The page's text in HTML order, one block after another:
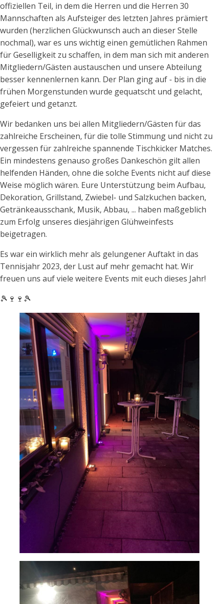
offiziellen Teil, in dem die Herren und die Herren 30
Mannschaften als Aufsteiger des letzten Jahres prämiert
wurden (herzlichen Glückwunsch auch an dieser Stelle
nochmal), war es uns wichtig einen gemütlichen Rahmen
für Geselligkeit zu schaffen, in dem man sich mit anderen
Mitgliedern/Gästen austauschen und unsere Abteilung
besser kennenlernen kann. Der Plan ging auf - bis in die
frühen Morgenstunden wurde gequatscht und gelacht,
gefeiert und getanzt.
Wir bedanken uns bei allen Mitgliedern/Gästen für das
zahlreiche Erscheinen, für die tolle Stimmung und nicht zu
vergessen für zahlreiche spannende Tischkicker Matches.
Ein mindestens genauso großes Dankeschön gilt allen
helfenden Händen, ohne die solche Events nicht auf diese
Weise möglich wären. Eure Unterstützung beim Aufbau,
Dekoration, Grillstand, Zwiebel- und Salzkuchen backen,
Getränkeausschank, Musik, Abbau, ... haben maßgeblich
zum Erfolg unseres diesjährigen Glühweinfests
beigetragen.
Es war ein wirklich mehr als gelungener Auftakt in das
Tennisjahr 2023, der Lust auf mehr gemacht hat. Wir
freuen uns auf viele weitere Events mit euch dieses Jahr!
🎾🍷🍷🎾